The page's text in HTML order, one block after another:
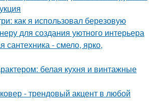
как я использовал березовую
для создания уютного интерьера
сантехника - смело, ярко,
белая кухня и винтажные
- трендовый акцент в любой